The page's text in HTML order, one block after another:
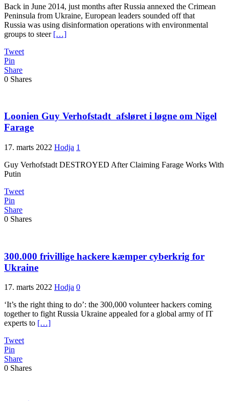
Back in June 2014, just months after Russia annexed the Crimean
Peninsula from Ukraine, European leaders sounded off that
Russia was using disinformation operations with environmental
groups to steer […]
Tweet
Pin
Share
0 Shares
Loonien Guy Verhofstadt afsløret i løgne om Nigel
Farage
17. marts 2022 Hodja 1
Guy Verhofstadt DESTROYED After Claiming Farage Works With
Putin
Tweet
Pin
Share
0 Shares
300.000 frivillige hackere kæmper cyberkrig for
Ukraine
17. marts 2022 Hodja 0
‘It’s the right thing to do’: the 300,000 volunteer hackers coming
together to fight Russia Ukraine appealed for a global army of IT
experts to […]
Tweet
Pin
Share
0 Shares